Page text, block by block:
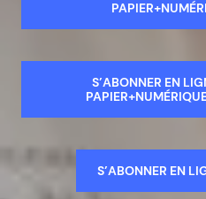
S’ABONNER EN
S’ABONNER EN